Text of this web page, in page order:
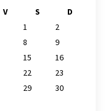
V S
D
1
2
8
9
15
16
22
23
29
30